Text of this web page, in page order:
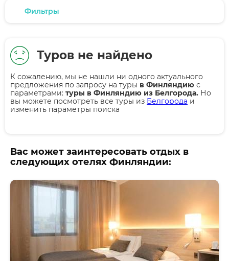
Фильтры
Туров не найдено
К сожалению, мы не нашли ни одного актуального
предложения по запросу на туры в Финляндию с
параметрами: туры в Финляндию из Белгорода. Но
вы можете посмотреть все туры из Белгорода и
изменить параметры поиска
Вас может заинтересовать отдых в
следующих отелях Финляндии: